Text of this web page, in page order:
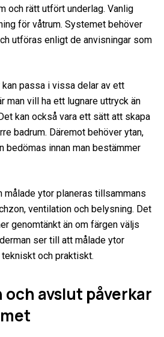
och rätt utfört underlag. Vanlig
för våtrum. Systemet behöver
utföras enligt de anvisningar som
passa i vissa delar av ett
man vill ha ett lugnare uttryck än
kan också vara ett sätt att skapa
badrum. Däremot behöver ytan,
bedömas innan man bestämmer
målade ytor planeras tillsammans
ventilation och belysning. Det
genomtänkt än om färgen väljs
ser till att målade ytor
och praktiskt.
och avslut påverkar